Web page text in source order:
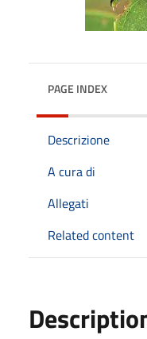
PAGE INDEX
Descrizione
A cura di
Allegati
Related content